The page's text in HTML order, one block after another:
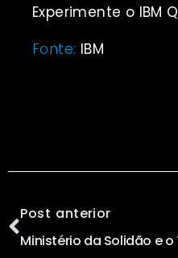
Experimente o IBM Q
Fonte: IBM
Post anterior